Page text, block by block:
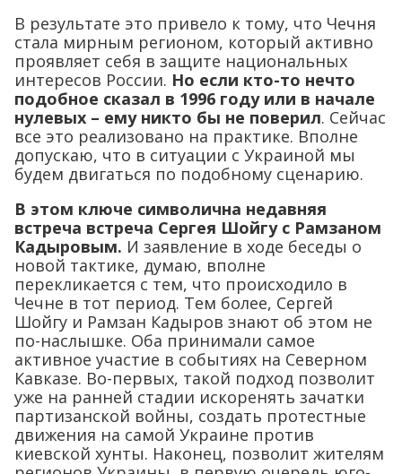
В результате это привело к тому, что Чечня
стала мирным регионом, который активно
проявляет себя в защите национальных
интересов России. Но если кто-то нечто
подобное сказал в 1996 году или в начале
нулевых – ему никто бы не поверил. Сейчас
все это реализовано на практике. Вполне
допускаю, что в ситуации с Украиной мы
будем двигаться по подобному сценарию.
В этом ключе символична недавняя
встреча встреча Сергея Шойгу с Рамзаном
Кадыровым. И заявление в ходе беседы о
новой тактике, думаю, вполне
перекликается с тем, что происходило в
Чечне в тот период. Тем более, Сергей
Шойгу и Рамзан Кадыров знают об этом не
по-наслышке. Оба принимали самое
активное участие в событиях на Северном
Кавказе. Во-первых, такой подход позволит
уже на ранней стадии искоренять зачатки
партизанской войны, создать протестные
движения на самой Украине против
киевской хунты. Наконец, позволит жителям